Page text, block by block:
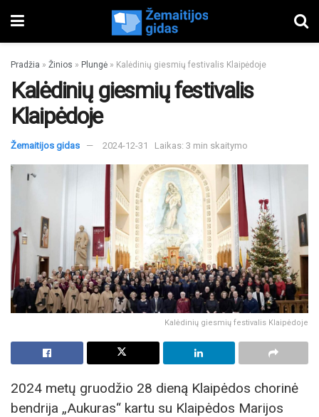
Pradžia » Žinios » Plungė » Kalėdinių giesmių festivalis Klaipėdoje
Kalėdinių giesmių festivalis
Klaipėdoje
Žemaitijos gidas 2024-12-31 Laikas: 3 min skaitymo
Kalėdinių giesmių festivalis Klaipėdoje
2024 metų gruodžio 28 dieną Klaipėdos chorinė
bendrija „Aukuras“ kartu su Klaipėdos Marijos